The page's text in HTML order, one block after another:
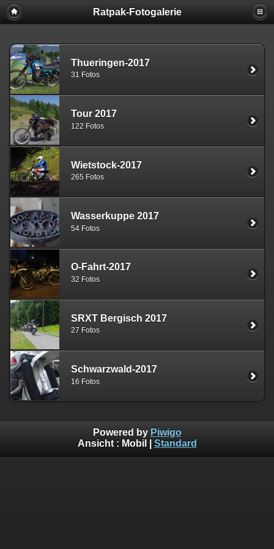
Ratpak-Fotogalerie
Thueringen-2017
31 Fotos
Tour 2017
122 Fotos
Wietstock-2017
265 Fotos
Wasserkuppe 2017
54 Fotos
O-Fahrt-2017
32 Fotos
SRXT Bergisch 2017
27 Fotos
Schwarzwald-2017
16 Fotos
Powered by Piwigo
Ansicht : Mobil Standard